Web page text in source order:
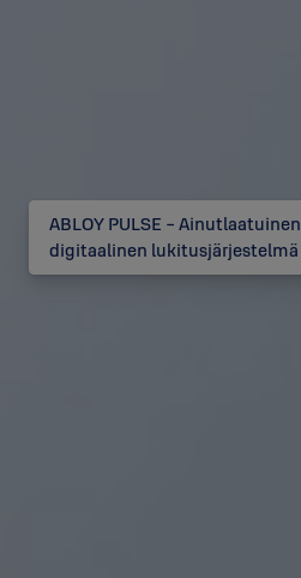
ABLOY PULSE - Ainutlaatuinen
digitaalinen lukitusjärjestelmä